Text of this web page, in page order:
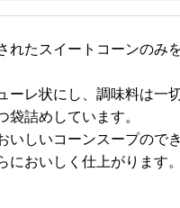
たスイートコーンのみを
レ状にし、調味料は一切
詰めしています。
しいコーンスープのでき
おいしく仕上がります。